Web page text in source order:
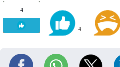
4
4